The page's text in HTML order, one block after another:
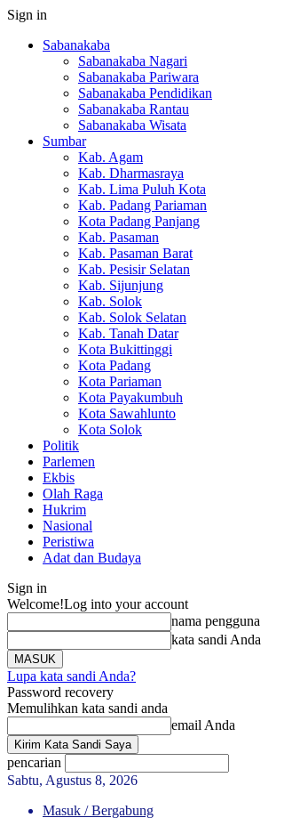
Sign in
Sabanakaba
Sabanakaba Nagari
Sabanakaba Pariwara
Sabanakaba Pendidikan
Sabanakaba Rantau
Sabanakaba Wisata
Sumbar
Kab. Agam
Kab. Dharmasraya
Kab. Lima Puluh Kota
Kab. Padang Pariaman
Kota Padang Panjang
Kab. Pasaman
Kab. Pasaman Barat
Kab. Pesisir Selatan
Kab. Sijunjung
Kab. Solok
Kab. Solok Selatan
Kab. Tanah Datar
Kota Bukittinggi
Kota Padang
Kota Pariaman
Kota Payakumbuh
Kota Sawahlunto
Kota Solok
Politik
Parlemen
Ekbis
Olah Raga
Hukrim
Nasional
Peristiwa
Adat dan Budaya
Sign in
Welcome!Log into your account
nama pengguna
kata sandi Anda
Lupa kata sandi Anda?
Password recovery
Memulihkan kata sandi anda
email Anda
pencarian
Sabtu, Agustus 8, 2026
Masuk / Bergabung